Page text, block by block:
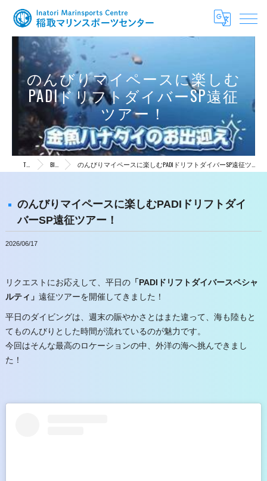
のんびりマイペースに楽しむ
PADIドリフトダイバーSP遠征
ツアー！
TOP Blog のんびりマイペースに楽しむPADIドリフトダイバーSP遠征ツアー！
のんびりマイペースに楽しむPADIドリフトダイ
バーSP遠征ツアー！
2026/06/17
リクエストにお応えして、平日の「PADIドリフトダイバースペシャ
ルティ」 遠征ツアーを開催してきました！
平日のダイビングは、週末の賑やかさとはまた違って、海も陸もと
てものんびりとした時間が流れているのが魅力です。
今回はそんな最高のロケーションの中、外洋の海へ挑んできまし
た！